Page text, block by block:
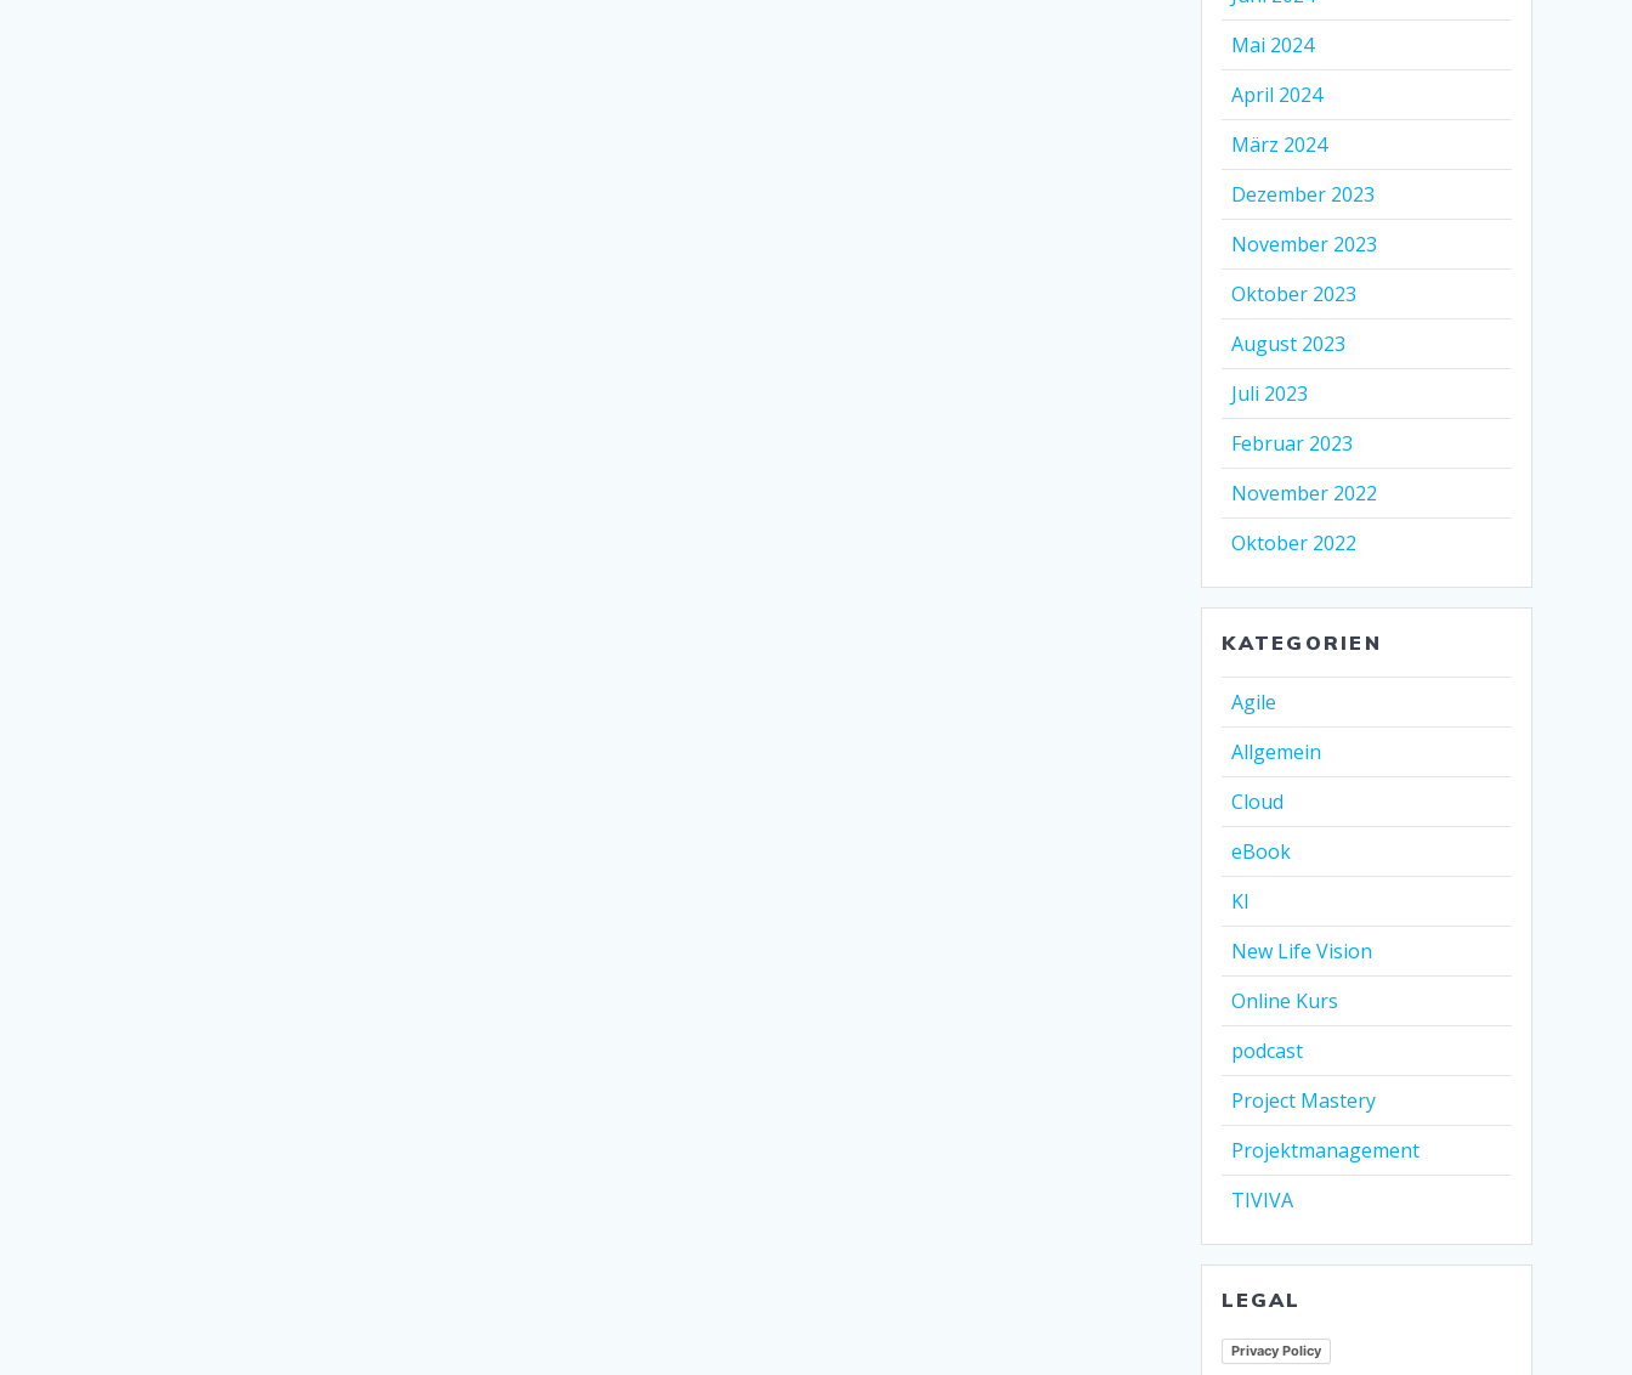
Mai 2024
April 2024
März 2024
Dezember 2023
November 2023
Oktober 2023
August 2023
Juli 2023
Februar 2023
November 2022
Oktober 2022
KATEGORIEN
Agile
Allgemein
Cloud
eBook
KI
New Life Vision
Online Kurs
podcast
Project Mastery
Projektmanagement
TIVIVA
LEGAL
Privacy Policy